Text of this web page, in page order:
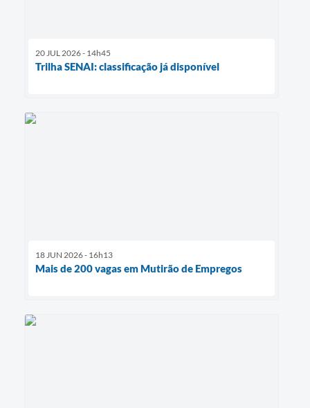
20 JUL 2026 - 14h45
Trilha SENAI: classificação já disponível
18 JUN 2026 - 16h13
Mais de 200 vagas em Mutirão de Empregos